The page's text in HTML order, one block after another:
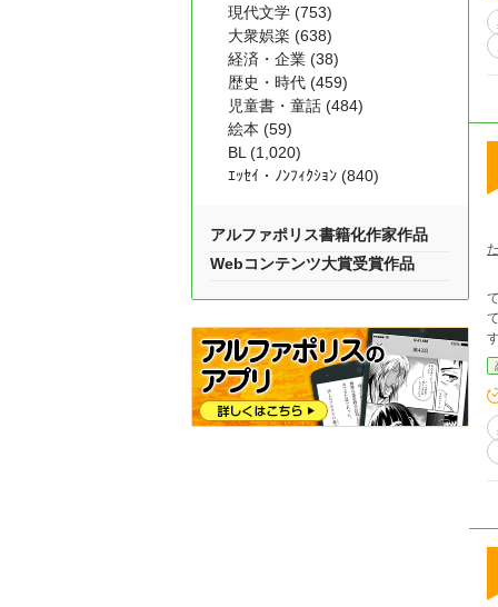
ている。 ミゲル＝
ている。 互いを想
現代文学 (753)
大衆娯楽 (638)
経済・企業 (38)
歴史・時代 (459)
児童書・童話 (484)
絵本 (59)
BL (1,020)
ｴｯｾｲ・ﾉﾝﾌｨｸｼｮﾝ (840)
アルファポリス書籍化作家作品
Webコンテンツ大賞受賞作品